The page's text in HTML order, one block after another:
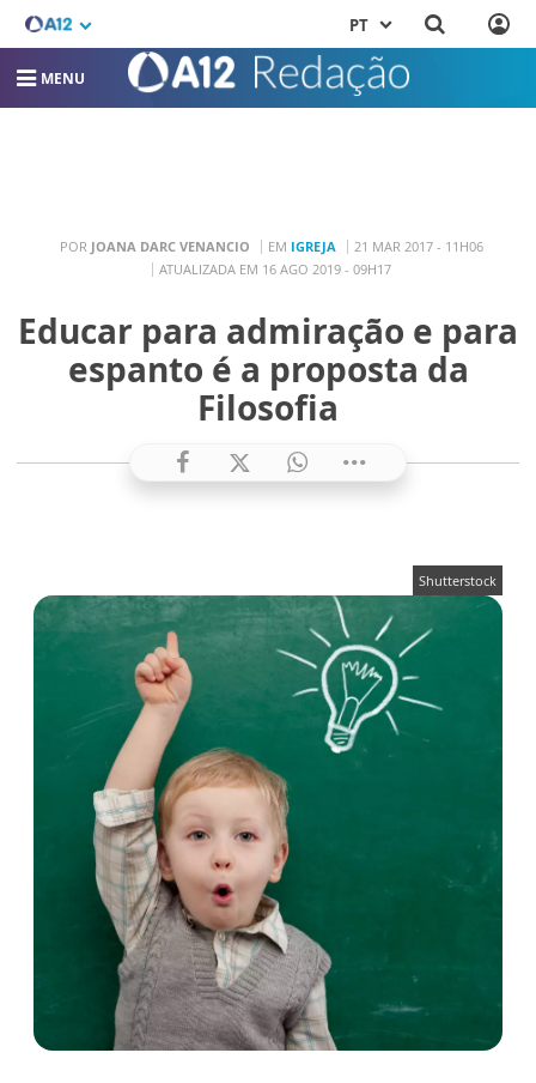
PT
MENU
POR JOANA DARC VENANCIO EM IGREJA
21 MAR 2017 - 11H06
ATUALIZADA EM 16 AGO 2019 - 09H17
Educar para admiração e para
espanto é a proposta da
Filosofia
Shutterstock